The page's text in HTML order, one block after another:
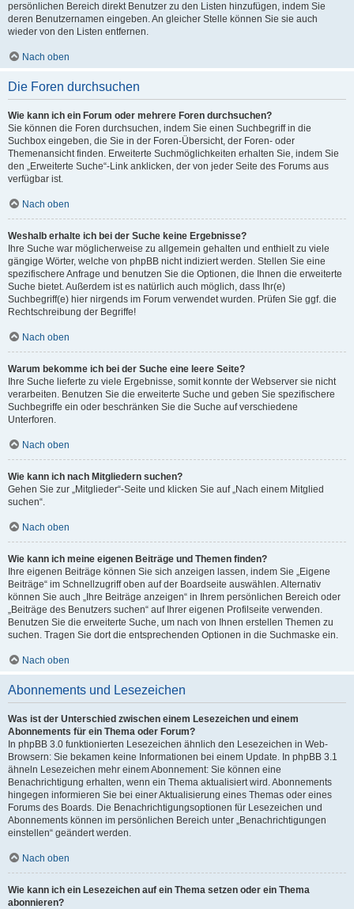
persönlichen Bereich direkt Benutzer zu den Listen hinzufügen, indem Sie
deren Benutzernamen eingeben. An gleicher Stelle können Sie sie auch
wieder von den Listen entfernen.
Nach oben
Die Foren durchsuchen
Wie kann ich ein Forum oder mehrere Foren durchsuchen?
Sie können die Foren durchsuchen, indem Sie einen Suchbegriff in die
Suchbox eingeben, die Sie in der Foren-Übersicht, der Foren- oder
Themenansicht finden. Erweiterte Suchmöglichkeiten erhalten Sie, indem Sie
den „Erweiterte Suche“-Link anklicken, der von jeder Seite des Forums aus
verfügbar ist.
Nach oben
Weshalb erhalte ich bei der Suche keine Ergebnisse?
Ihre Suche war möglicherweise zu allgemein gehalten und enthielt zu viele
gängige Wörter, welche von phpBB nicht indiziert werden. Stellen Sie eine
spezifischere Anfrage und benutzen Sie die Optionen, die Ihnen die erweiterte
Suche bietet. Außerdem ist es natürlich auch möglich, dass Ihr(e)
Suchbegriff(e) hier nirgends im Forum verwendet wurden. Prüfen Sie ggf. die
Rechtschreibung der Begriffe!
Nach oben
Warum bekomme ich bei der Suche eine leere Seite?
Ihre Suche lieferte zu viele Ergebnisse, somit konnte der Webserver sie nicht
verarbeiten. Benutzen Sie die erweiterte Suche und geben Sie spezifischere
Suchbegriffe ein oder beschränken Sie die Suche auf verschiedene
Unterforen.
Nach oben
Wie kann ich nach Mitgliedern suchen?
Gehen Sie zur „Mitglieder“-Seite und klicken Sie auf „Nach einem Mitglied
suchen“.
Nach oben
Wie kann ich meine eigenen Beiträge und Themen finden?
Ihre eigenen Beiträge können Sie sich anzeigen lassen, indem Sie „Eigene
Beiträge“ im Schnellzugriff oben auf der Boardseite auswählen. Alternativ
können Sie auch „Ihre Beiträge anzeigen“ in Ihrem persönlichen Bereich oder
„Beiträge des Benutzers suchen“ auf Ihrer eigenen Profilseite verwenden.
Benutzen Sie die erweiterte Suche, um nach von Ihnen erstellen Themen zu
suchen. Tragen Sie dort die entsprechenden Optionen in die Suchmaske ein.
Nach oben
Abonnements und Lesezeichen
Was ist der Unterschied zwischen einem Lesezeichen und einem
Abonnements für ein Thema oder Forum?
In phpBB 3.0 funktionierten Lesezeichen ähnlich den Lesezeichen in Web-
Browsern: Sie bekamen keine Informationen bei einem Update. In phpBB 3.1
ähneln Lesezeichen mehr einem Abonnement: Sie können eine
Benachrichtigung erhalten, wenn ein Thema aktualisiert wird. Abonnements
hingegen informieren Sie bei einer Aktualisierung eines Themas oder eines
Forums des Boards. Die Benachrichtigungsoptionen für Lesezeichen und
Abonnements können im persönlichen Bereich unter „Benachrichtigungen
einstellen“ geändert werden.
Nach oben
Wie kann ich ein Lesezeichen auf ein Thema setzen oder ein Thema
abonnieren?